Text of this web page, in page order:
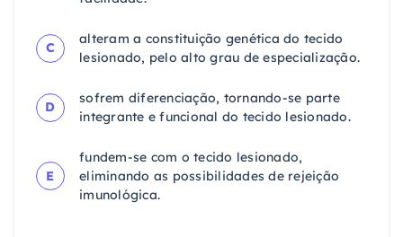
C
alteram a constituição genética do tecido
lesionado, pelo alto grau de especialização.
D
sofrem diferenciação, tornando-se parte
integrante e funcional do tecido lesionado.
E
fundem-se com o tecido lesionado,
eliminando as possibilidades de rejeição
imunológica.